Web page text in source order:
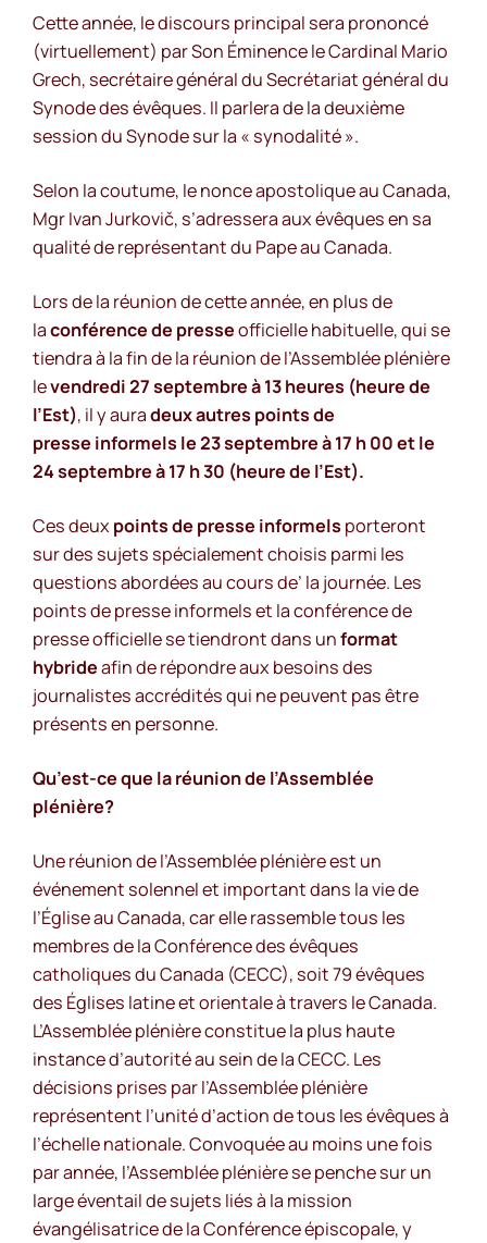
Cette année, le discours principal sera prononcé
(virtuellement) par Son Éminence le Cardinal Mario
Grech, secrétaire général du Secrétariat général du
Synode des évêques. Il parlera de la deuxième
session du Synode sur la « synodalité ».
Selon la coutume, le nonce apostolique au Canada,
Mgr Ivan Jurkovič, s’adressera aux évêques en sa
qualité de représentant du Pape au Canada.
Lors de la réunion de cette année, en plus de
laconférence de presseofficielle habituelle, qui se
tiendra à la fin de la réunion de l’Assemblée plénière
levendredi 27 septembre à 13 heures (heure de
l’Est), il y auradeux autres points de
presse informels le 23 septembre à 17 h 00 et le
24 septembre à 17 h 30 (heure de l’Est).
Ces deuxpoints de presse informels porteront
sur des sujets spécialement choisis parmi les
questions abordées au cours de’ la journée. Les
points de presse informels et la conférence de
presse officielle se tiendront dans unformat
hybrideafin de répondre aux besoins des
journalistes accrédités qui ne peuvent pas être
présents en personne.
Qu’est-ce que la réunion de l’Assemblée
plénière?
Une réunion de l’Assemblée plénière est un
événement solennel et important dans la vie de
l’Église au Canada, car elle rassemble tous les
membres de la Conférence des évêques
catholiques du Canada (CECC), soit 79 évêques
des Églises latine et orientale à travers le Canada.
L’Assemblée plénière constitue la plus haute
instance d’autorité au sein de la CECC. Les
décisions prises par l’Assemblée plénière
représentent l’unité d’action de tous les évêques à
l’échelle nationale. Convoquée au moins une fois
par année, l’Assemblée plénière se penche sur un
large éventail de sujets liés à la mission
évangélisatrice de la Conférence épiscopale, y